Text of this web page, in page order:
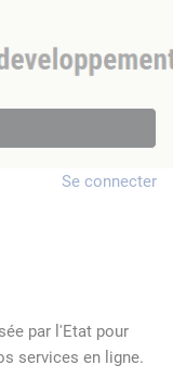
Se connecter
par l'Etat pour
services en ligne.